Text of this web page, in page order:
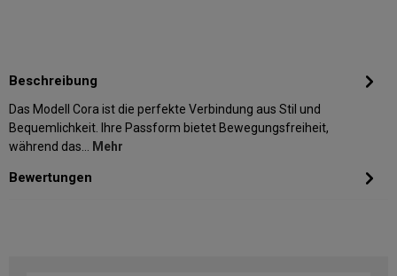
Beschreibung
Das Modell Cora ist die perfekte Verbindung aus Stil und
Bequemlichkeit. Ihre Passform bietet Bewegungsfreiheit,
während das… Mehr
Bewertungen